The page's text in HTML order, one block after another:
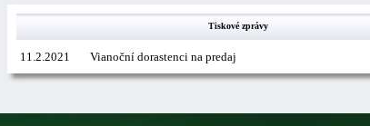
Tiskové zprávy
11.2.2021 Vianoční dorastenci na predaj